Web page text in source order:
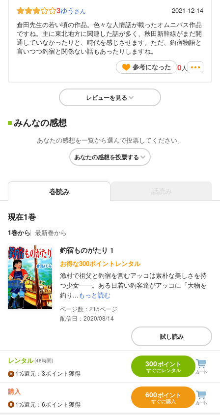
3ゆう さん
2021-12-14
倉田先生の若い頃の作品。色々な人情話が載ったオムニバス作品
ですね。主に東北地方に関連した話が多く、秋田新幹線がまだ開
通していなかったりと、時代を感じさせます。ただ、釣宿物語と
言いつつ釣宿と関係ない話もあったりしますね。
参考になった
0 人
レビューを見る
みんなの感想
あなたの感想を一覧から選んで投票してください。
あなたの感想を投票する
巻読み
現在1巻
1巻から 最新巻から
釣宿ものがたり 1
お得な300ポイントレンタル
漁村で祖父と釣宿を営むアッコは素朴な美しさを持
つ少女――。ある日若い釣客達がアッコに「大物を
釣り...もっと読む
215
配信日：2020/08/14
試し読み
レンタル(48時間)
1%還元 ：3ポイント獲得
300ポイント
すぐにレンタル
購入
1%還元 ：6ポイント獲得
600ポイント
すぐに購入